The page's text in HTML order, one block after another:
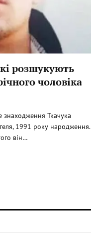
розшукують
чоловіка
знаходження Ткачука
1991 року народження.
він…